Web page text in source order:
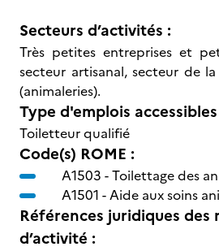
Secteurs d’activités :
Très petites entreprises et
secteur artisanal, secteur de
(animaleries).
Type d'emplois
Toiletteur qualifié
Code(s) ROME :
A1503 -Toilettage des
A1501 -Aide aux soins
Références juridiques
d’activité :